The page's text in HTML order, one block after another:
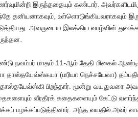
இருந்ததையும் கண்டார்.
தனியனாகவும்,
அவருடைய இலக்கிய வாழ்வின்
நவம்பர் மாதம் 11-ஆம் தேதி மிகைல்
தாஸ்தயேவ்ஸ்கயா (மரியா நெச்சயேவா)
பிறந்தார். மூன்று வயதுவரை
வீரதீரக் கதைகளையும் கேட்டு
பழக்கப்படுத்தினார். அந்த வயதில் அவர்